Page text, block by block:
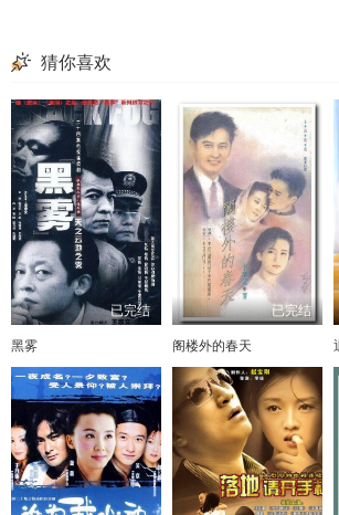
猜你喜欢
已完结
黑雾
已完结
阁楼外的春天